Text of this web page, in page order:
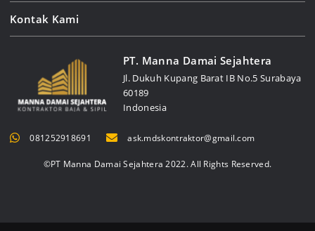
Kontak Kami
PT. Manna Damai Sejahtera
Jl. Dukuh Kupang Barat IB No.5 Surabaya
60189
Indonesia
081252918691 ask.mdskontraktor@gmail.com
©PT Manna Damai Sejahtera 2022. All Rights Reserved.